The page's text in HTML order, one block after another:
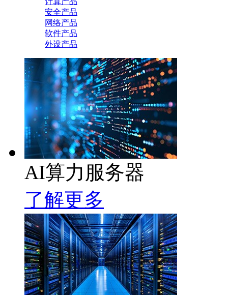
安全产品
网络产品
软件产品
外设产品
AI算力服务器
了解更多